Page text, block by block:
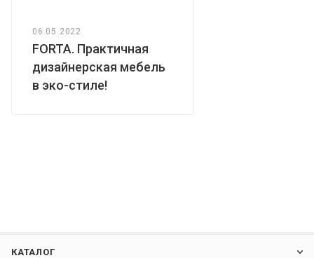
06.05.2022
FORTA. Практичная
дизайнерская мебель
в эко-стиле!
КАТАЛОГ